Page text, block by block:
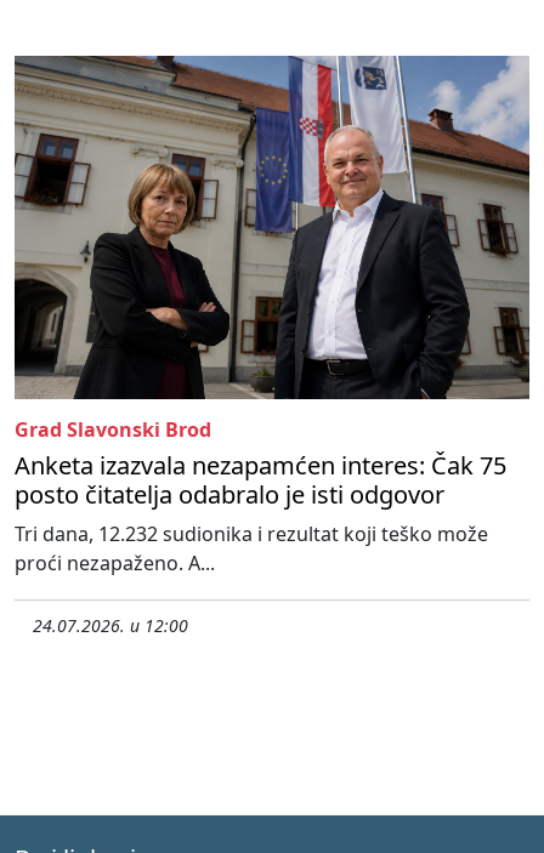
Grad Slavonski Brod
Anketa izazvala nezapamćen interes: Čak 75
posto čitatelja odabralo je isti odgovor
Tri dana, 12.232 sudionika i rezultat koji teško može
proći nezapaženo. A...
24.07.2026. u 12:00